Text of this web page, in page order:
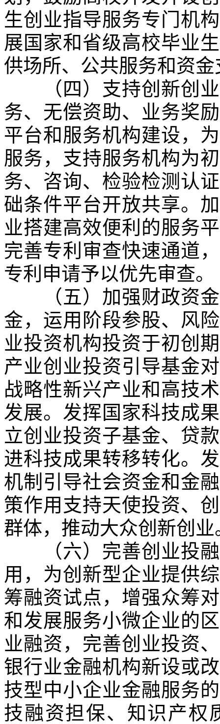
生创业指导服务专门机
展国家和省级高校毕业
供场所、公共服务和资
（四）支持创新创业
务、无偿资助、业务奖
平台和服务机构建设，
服务，支持服务机构为
务、咨询、检验检测认
础条件平台开放共享。
业搭建高效便利的服务
完善专利审查快速通道
专利申请予以优先审查。
（五）加强财政资金
金，运用阶段参股、风
业投资机构投资于初创
产业创业投资引导基金
战略性新兴产业和高技
发展。发挥国家科技成
立创业投资子基金、贷
进科技成果转移转化。
机制引导社会资金和金
策作用支持天使投资、
群体，推动大众创新创业
（六）完善创业投融
用，为创新型企业提供
筹融资试点，增强众筹
和发展服务小微企业的
业融资，完善创业投资
银行业金融机构新设或
技型中小企业金融服务
技融资担保、知识产权